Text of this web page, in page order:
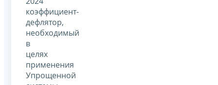
коэффициент-
дефлятор,
необходимый
в
целях
применения
Упрощенной